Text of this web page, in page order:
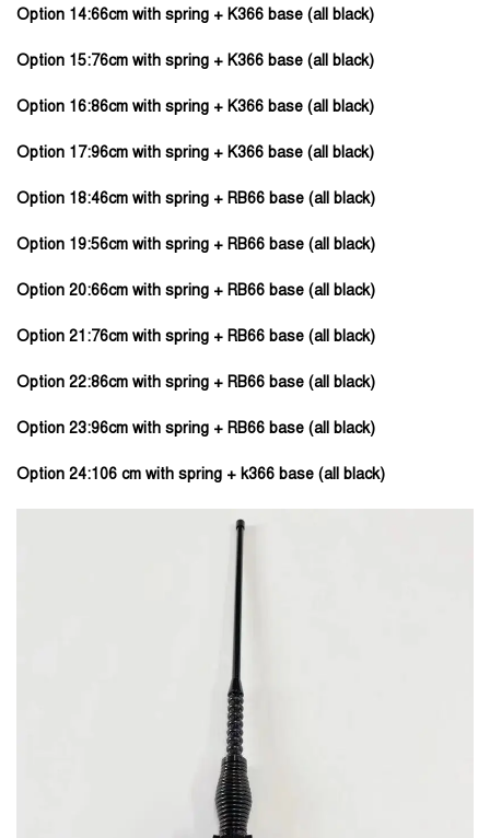
Option 14:66cm with spring + K366 base (all black)
Option 15:76cm with spring + K366 base (all black)
Option 16:86cm with spring + K366 base (all black)
Option 17:96cm with spring + K366 base (all black)
Option 18:46cm with spring + RB66 base (all black)
Option 19:56cm with spring + RB66 base (all black)
Option 20:66cm with spring + RB66 base (all black)
Option 21:76cm with spring + RB66 base (all black)
Option 22:86cm with spring + RB66 base (all black)
Option 23:96cm with spring + RB66 base (all black)
Option 24:106 cm with spring + k366 base (all black)